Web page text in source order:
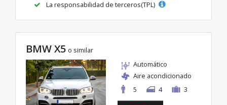
La responsabilidad de terceros(TPL)
BMW X5 o similar
Automático
Aire acondicionado
5
4 3